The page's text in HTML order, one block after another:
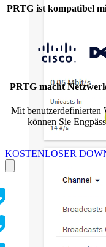
PRTG ist kompatibel
PRTG macht
Mit benutzerdefinierten
können Sie
KOSTENLOSER